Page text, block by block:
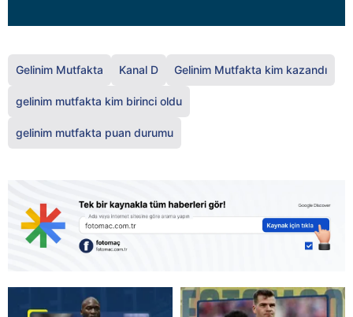
Gelinim Mutfakta Kanal D Gelinim Mutfakta kim kazandı
gelinim mutfakta kim birinci oldu
gelinim mutfakta puan durumu